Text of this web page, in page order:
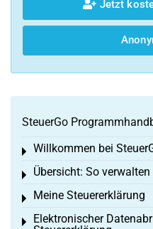
Jetzt
SteuerGo
Willkommen bei
Toggle menu
Übersicht: So
Toggle menu
Meine Steuererklärung
Toggle menu
Elektronischer
Toggle menu